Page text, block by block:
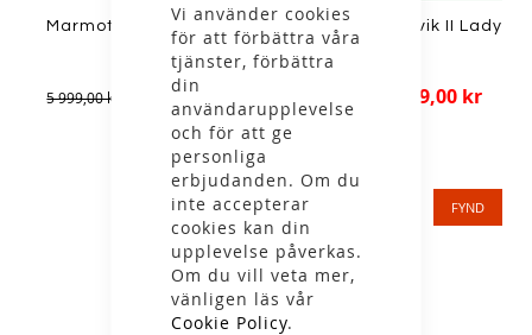
Vi använder cookies
för att förbättra våra
tjänster, förbättra
din
användarupplevelse
och för att ge
personliga
erbjudanden. Om du
inte accepterar
cookies kan din
upplevelse påverkas.
Om du vill veta mer,
vänligen läs vår
Cookie Policy.
Marmot - W Prospect
5 999,00 kr 2 499,00 kr
Hanwag - W Anvik II Lady
1 799,00 kr
FYND FYND